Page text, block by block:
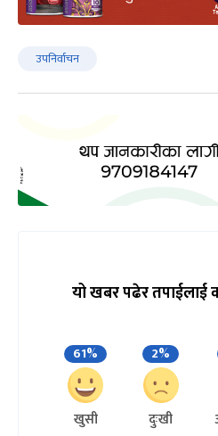
उपनिर्वाचन
यो खबर पढेर तपाईलाई
61%
खुसी
2%
दुःखी